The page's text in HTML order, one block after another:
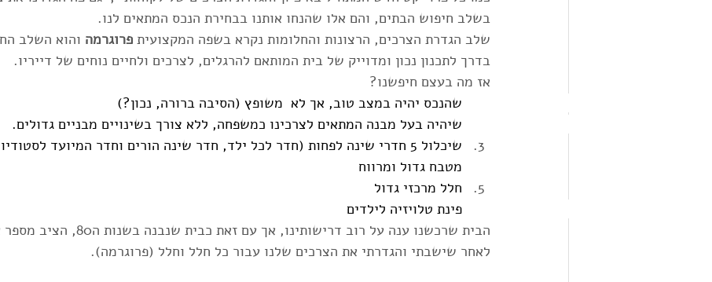
בשלב חיפוש הבתים, והם אלו שהנחו אותנו בבחירת הנכס המתאים לנו.
שלב הגדרת הצרכים, הרצונות והחלומות נקרא בשפה המקצועית פרוגרמה והוא השלב
בדרך לתכנון נכון ומדוייק של בית המותאם להרגלים, לצרכים ולחיים נוחים של דייריו.
אז מה בעצם חיפשנו?
שהנכס יהיה במצב טוב, אך לא  משופץ (הסיבה ברורה, נכון?)
שיהיה בעל מבנה המתאים לצרכינו כמשפחה, ללא צורך בשינויים מבניים גדולים.
שיכלול 5 חדרי שינה לפחות (חדר לכל ילד, חדר שינה הורים וחדר המיועד לסטודיו שלי)
מטבח גדול ומרווח
חלל מרכזי גדול
פינת טלויזיה לילדים
הבית שרכשנו ענה על רוב דרישותינו, אך עם
לאחר שישבתי והגדרתי את הצרכים שלנו עבור כל חלל וחלל (פרוגרמה).